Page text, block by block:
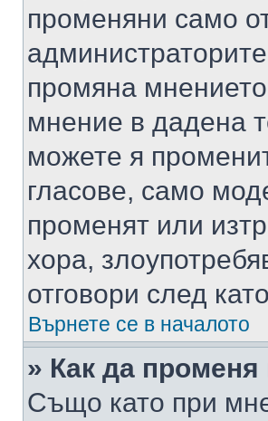
променяни само
промяна
мнение в дадена
можете я
гласове, само
променят или
хора,
отговори след
Върнете се в началото
» Как да променя
Също като при